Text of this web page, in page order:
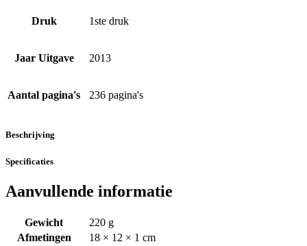
Druk 1ste druk
Jaar Uitgave 2013
Aantal pagina's 236 pagina's
Beschrijving
Specificaties
Aanvullende informatie
Gewicht
220 g
Afmetingen
18 × 12 × 1 cm